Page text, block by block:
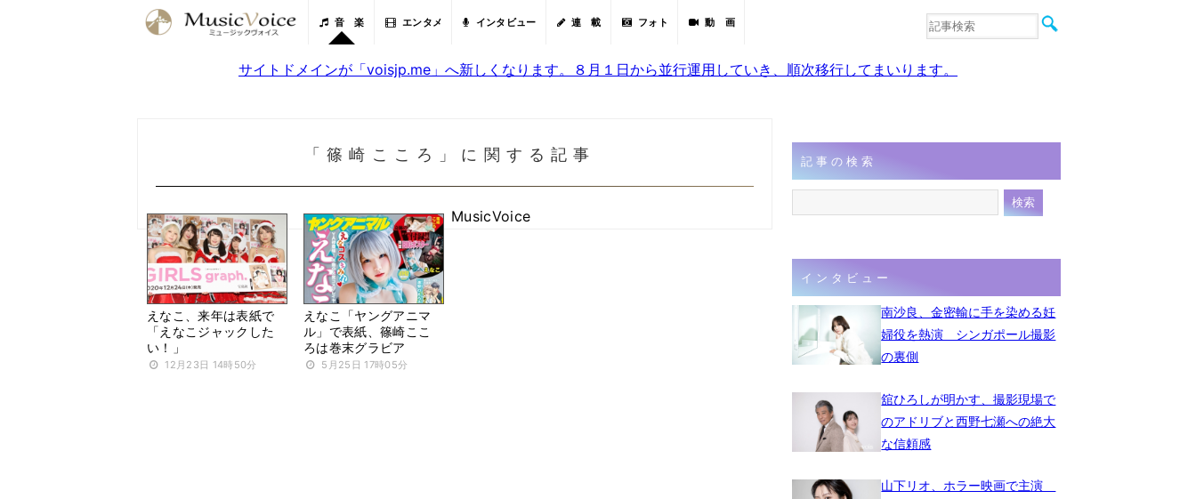
音 楽 エンタメ インタビュー 連 載 フォト 動 画
音楽
サイトドメインが「voisjp.me」へ新しくなります。８月１日から並行運用していき、順次移行してまいります。
「篠崎こころ」に関する記事
えなこ、来年は表紙で
「えなこジャックした
い！」
12月23日 14時50分
えなこ「ヤングアニマ
ル」で表紙、篠崎ここ
ろは巻末グラビア
5月25日 17時05分
MusicVoice
記事の検索
インタビュー
南沙良、金密輸に手を染める妊
婦役を熱演 シンガポール撮影
の裏側
舘ひろしが明かす、撮影現場で
のアドリブと西野七瀬への絶大
な信頼感
山下リオ、ホラー映画で主演